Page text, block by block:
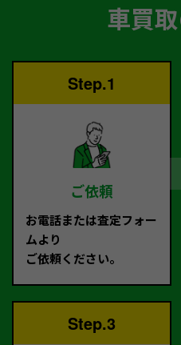
車買
Step.1
ご依頼
お電話または査定フォー
ムより
ご依頼ください。
Step.3